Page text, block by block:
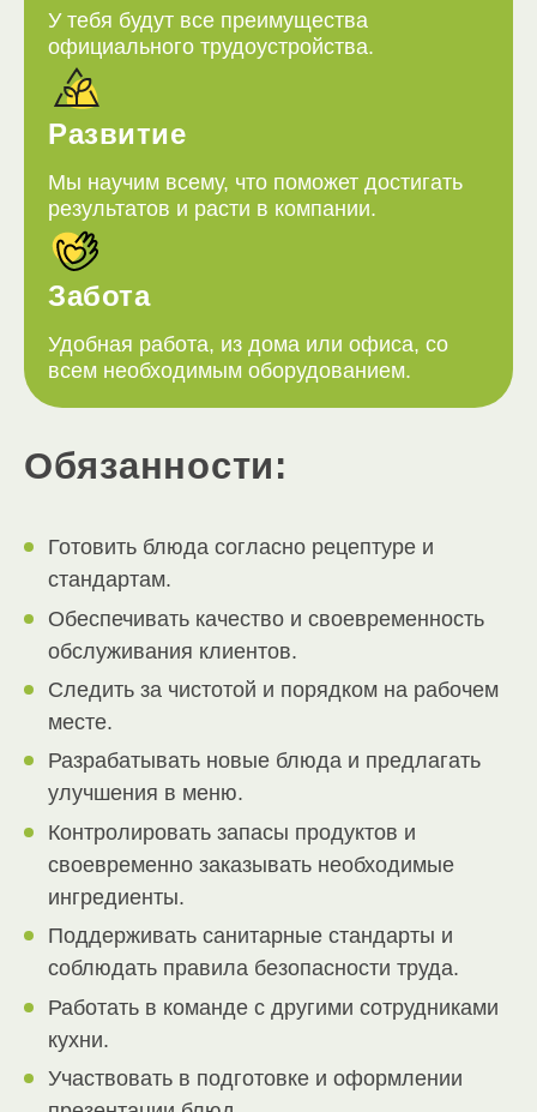
У тебя будут все преимущества
официального трудоустройства.
Развитие
Мы научим всему, что поможет достигать
результатов и расти в компании.
Забота
Удобная работа, из дома или офиса, со
всем необходимым оборудованием.
Обязанности:
Готовить блюда согласно рецептуре и
стандартам.
Обеспечивать качество и своевременность
обслуживания клиентов.
Следить за чистотой и порядком на рабочем
месте.
Разрабатывать новые блюда и предлагать
улучшения в меню.
Контролировать запасы продуктов и
своевременно заказывать необходимые
ингредиенты.
Поддерживать санитарные стандарты и
соблюдать правила безопасности труда.
Работать в команде с другими сотрудниками
кухни.
Участвовать в подготовке и оформлении